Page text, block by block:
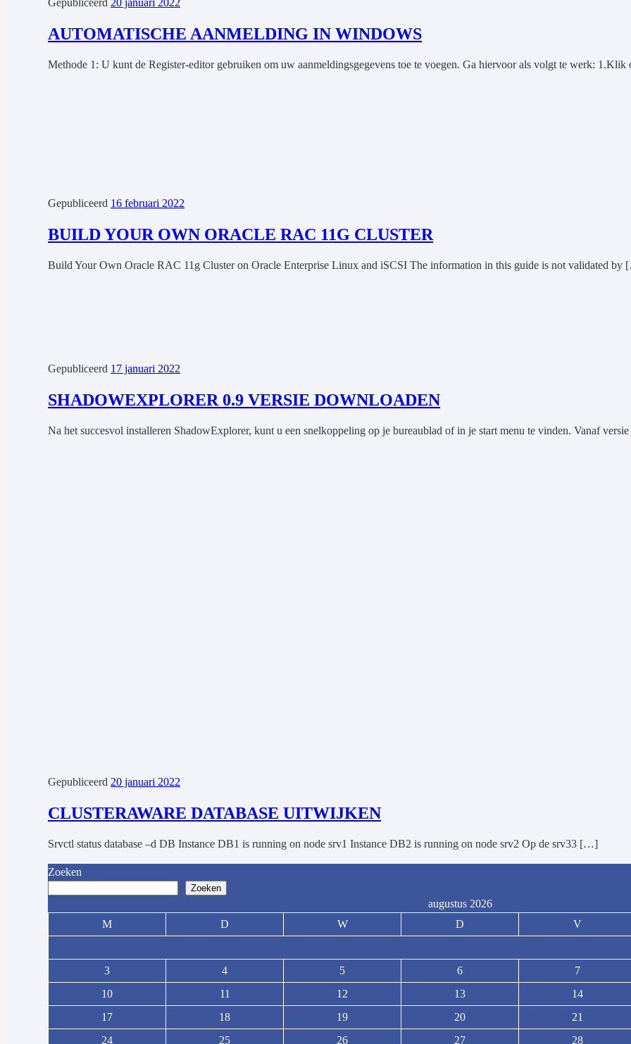
Gepubliceerd 20 januari 2022
AUTOMATISCHE AANMELDING IN WINDOWS
Methode 1: U kunt de Register-editor gebruiken om uw aanmeldingsgegevens toe te voegen. Ga hiervoor als volgt te werk:
Gepubliceerd 16 februari 2022
BUILD YOUR OWN ORACLE RAC 11G CLUSTER
Build Your Own Oracle RAC 11g Cluster on Oracle Enterprise Linux and iSCSI The information in this guide is not validated
Gepubliceerd 17 januari 2022
SHADOWEXPLORER 0.9 VERSIE DOWNLOADEN
Na het succesvol installeren ShadowExplorer, kunt u een snelkoppeling op je bureaublad of in je start menu te vinden. Vanaf
Gepubliceerd 20 januari 2022
CLUSTERAWARE DATABASE UITWIJKEN
Srvctl status database –d DB Instance DB1 is running on node srv1 Instance DB2 is running on node srv2 Op de srv33 […]
Zoeken
Zoeken
augustus 2026
M
D W D V
3 4 5 6
7
10
11 12 13
14
17
18 19 20
21
24
25 26 27 28